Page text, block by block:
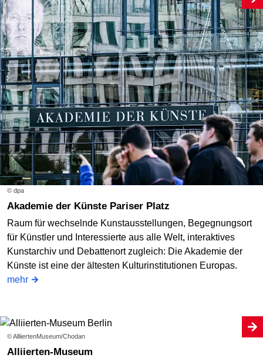
© dpa
Akademie der Künste Pariser Platz
Raum für wechselnde Kunstausstellungen, Begegnungsort
für Künstler und Interessierte aus alle Welt, interaktives
Kunstarchiv und Debattenort zugleich: Die Akademie der
Künste ist eine der ältesten Kulturinstitutionen Europas.
mehr
© AlliiertenMuseum/Chodan
Alliierten-Museum